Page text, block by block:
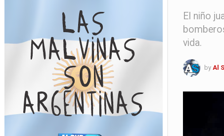
El niño
vida.
by Al